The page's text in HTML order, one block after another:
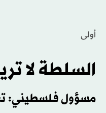
أولى
السلطة لا
مسؤول فلسطيني: